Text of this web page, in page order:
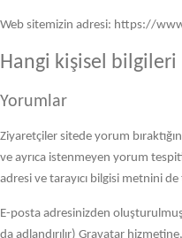
Web sitemizin adresi: https://
Hangi kişisel
Yorumlar
Ziyaretçiler sitede yorum
ve ayrıca istenmeyen yorum
adresi ve tarayıcı bilgisi metnini de
E-posta adresinizden
da adlandırılır) Gravatar